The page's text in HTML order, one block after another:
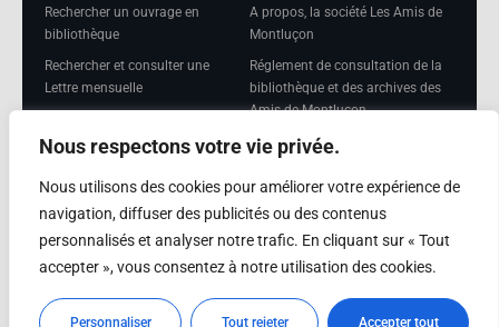
Nous respectons votre vie privée.
Nous utilisons des cookies pour améliorer votre expérience de
navigation, diffuser des publicités ou des contenus
personnalisés et analyser notre trafic. En cliquant sur « Tout
accepter », vous consentez à notre utilisation des cookies.
Personnaliser Tout rejeter Accepter tout
Rechercher un ouvrage en
bibliothèque
Rechercher et consulter une
Lettre mensuelle
mensuelle
A propos, la société Les Amis de
Montluçon
Réglement de consultation de la
bibliothèque et des archives des
Amis de Montluçon
Mentions légales
Adhérer